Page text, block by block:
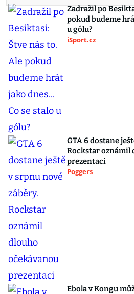
Zadražil po
pokud budeme
u gólu?
iSport.cz
GTA 6 dostane
Rockstar oznámil
prezentaci
Poggers
Ebola v Kongu